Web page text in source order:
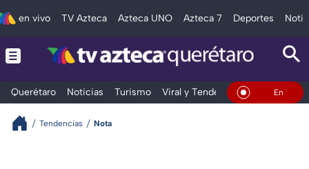
en vivo TV Azteca Azteca UNO Azteca 7 Deportes
Querétaro Noticias Turismo Viral y Tendencia ClimaEn Vivo
Tendencias Nota